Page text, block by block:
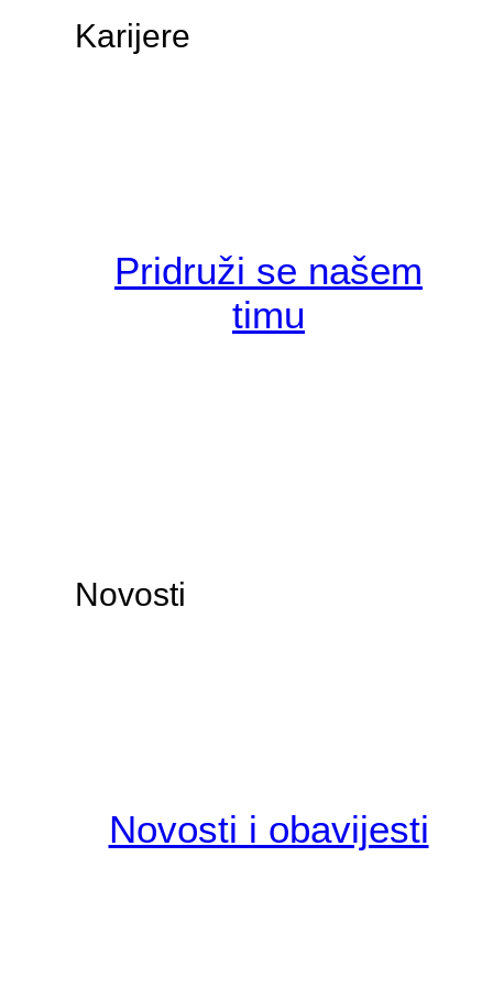
Karijere
Pridruži se našem
timu
Novosti
Novosti i obavijesti